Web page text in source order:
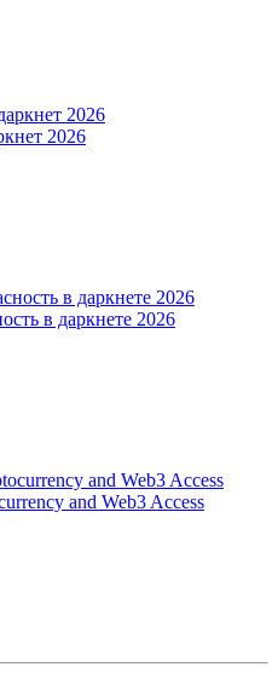
2026
в даркнете 2026
and Web3 Access